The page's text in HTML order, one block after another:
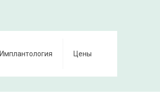
Имплантология Цены